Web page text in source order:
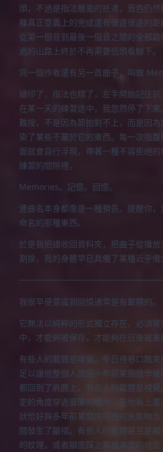
頭，不過是指法層面的抵達，音色仍然
離真正意義上的完成還有很遠很遠的
從第一個音到最後一個音之間的全部
過的山路上終於不再需要低頭看腳下。
同一個作者還有另一首曲子，叫做
譜印了，指法也標了，左手開始記住
在某一天的練習途中，我忽然停了下
難按，不是因為節拍對不上，而是因
染了某些不屬於它的東西。每一次指
面就會自行浮現，帶著一種不容拒絕
練習的間隙裡。
Memories。記憶。回憶。
連曲名本身都像是一種預告。提醒你
命名的那種東西。
於是我把譜收回資料夾，把曲子從播
割捨，我的身體早已具備了某種近乎儀
我很早便意識到回憶通常是有載體的。
它無法以純粹的形式獨立存在，必須
中，才能夠被保存，才能夠在日後被重
有些人的載體是嗅覺。冬日裡巷口飄
足以讓他整個人墜回十年前某個放學
都回到了肩膀上。有些人的載體是視
定的角度穿過窗簾的縫隙，在地板上
狀恰好與多年前某間房間裡的光影吻
間發生了皺褶。有些人的載體甚至是
的紋理，或者腳底踩上某種溫度的地